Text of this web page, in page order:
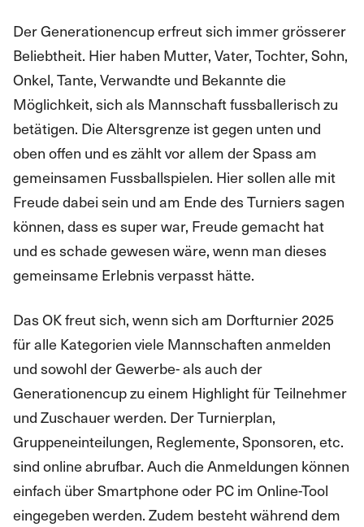
Der Generationencup erfreut sich immer grösserer
Beliebtheit. Hier haben Mutter, Vater, Tochter, Sohn,
Onkel, Tante, Verwandte und Bekannte die
Möglichkeit, sich als Mannschaft fussballerisch zu
betätigen. Die Altersgrenze ist gegen unten und
oben offen und es zählt vor allem der Spass am
gemeinsamen Fussballspielen. Hier sollen alle mit
Freude dabei sein und am Ende des Turniers sagen
können, dass es super war, Freude gemacht hat
und es schade gewesen wäre, wenn man dieses
gemeinsame Erlebnis verpasst hätte.
Das OK freut sich, wenn sich am Dorfturnier 2025
für alle Kategorien viele Mannschaften anmelden
und sowohl der Gewerbe- als auch der
Generationencup zu einem Highlight für Teilnehmer
und Zuschauer werden. Der Turnierplan,
Gruppeneinteilungen, Reglemente, Sponsoren, etc.
sind online abrufbar. Auch die Anmeldungen können
einfach über Smartphone oder PC im Online-Tool
eingegeben werden. Zudem besteht während dem